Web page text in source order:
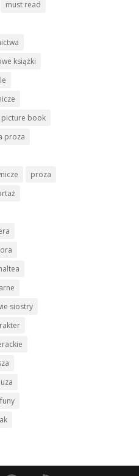
must read
książki
picture book
proza
proza
siostry